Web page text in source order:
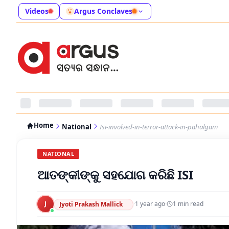
Videos Argus Conclaves
Home National Isi-involved-in-terror-attack-in-pahalgam
NATIONAL
ଆତଙ୍କୀଙ୍କୁ ସହଯୋଗ କରିଛି ISI
J Jyoti Prakash Mallick ·1 year ago· 1 min read